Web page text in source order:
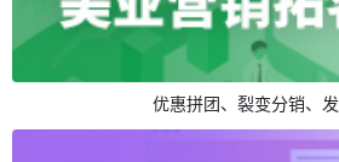
优惠拼团、裂变分销、